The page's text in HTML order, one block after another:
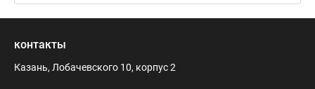
контакты
Казань, Лобачевского 10, корпус 2